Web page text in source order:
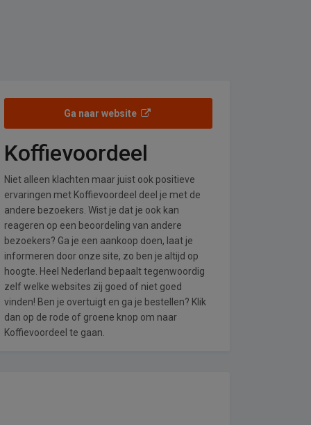
Ga naar website
Koffievoordeel
Niet alleen klachten maar juist ook positieve
ervaringen met Koffievoordeel deel je met de
andere bezoekers. Wist je dat je ook kan
reageren op een beoordeling van andere
bezoekers? Ga je een aankoop doen, laat je
informeren door onze site, zo ben je altijd op
hoogte. Heel Nederland bepaalt tegenwoordig
zelf welke websites zij goed of niet goed
vinden! Ben je overtuigt en ga je bestellen? Klik
dan op de rode of groene knop om naar
Koffievoordeel te gaan.